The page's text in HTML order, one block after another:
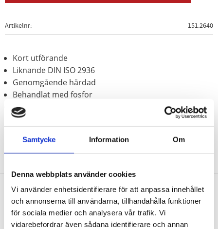
Samtycke Information Om
Denna webbplats använder cookies
Vi använder enhetsidentifierare för att anpassa innehållet
och annonserna till användarna, tillhandahålla funktioner
för sociala medier och analysera vår trafik. Vi
vidarebefordrar även sådana identifierare och annan
Artikelnr 151.2640
Kort utförande
Liknande DIN ISO 2936
Genomgående härdad
Behandlat med fosfor
Speciellt-verktygsstål
Nyhetsbrev